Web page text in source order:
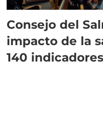
Consejo del
impacto de la
140 indicadores